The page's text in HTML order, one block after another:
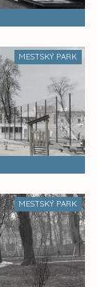
MESTSKÝ PARK
MESTSKÝ PARK